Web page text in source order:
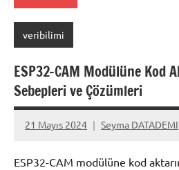
veribilimi
ESP32-CAM Modülüne Kod
Sebepleri ve Çözümleri
21 Mayıs 2024 Seyma DATADEMI
Yorum
ESP32-CAM modülüne kod